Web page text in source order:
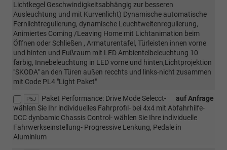
Lichtkegel Geschwindigkeitsabhängig zur besseren
Ausleuchtung und mit Kurvenlicht) Dynamische automatische
Fernlichtregulierung, dynamische Leuchtweitenregulierung,
Animiertes Coming /Leaving Home mit Lichtanimation beim
Öffnen oder Schließen , Armaturentafel, Türleisten innen vorne
und hinten und Fußraum mit LED Ambientelbeleuchtung 10
farbig, Innebeleuchtung in LED vorne und hinten,Lichtprojektion
"SKODA" an den Türen außen recchts und links-nicht zusammen
mit Code PL4 "Light Paket"
P5J auf Anfrage
Paket Performance: Drive Mode Selecct-
wählen Sie Ihr individuelles Fahrprofil- bei 4x4 mit Abfahrhilfe-
DCC dynbamic Chassis Control- wählen Sie Ihre individuelle
Fahrwerkseinstellung- Progressive Lenkung, Pedale in
Aluminium